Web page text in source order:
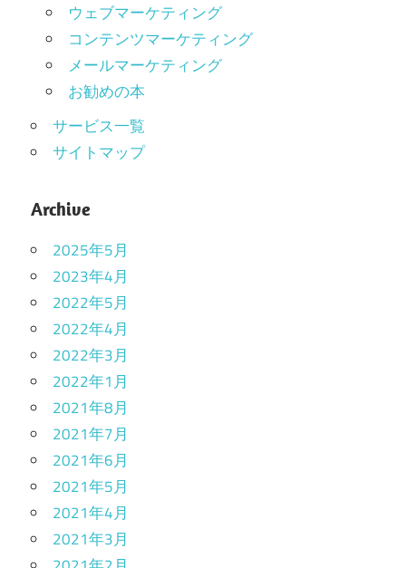
ウェブマーケティング
コンテンツマーケティング
メールマーケティング
お勧めの本
サービス一覧
サイトマップ
Archive
2025年5月
2023年4月
2022年5月
2022年4月
2022年3月
2022年1月
2021年8月
2021年7月
2021年6月
2021年5月
2021年4月
2021年3月